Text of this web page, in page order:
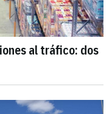
al tráfico: dos